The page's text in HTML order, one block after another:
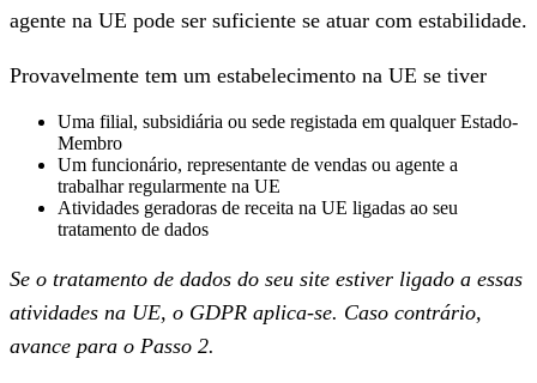
agente na UE pode ser suficiente se atuar com estabilidade.
Provavelmente tem um estabelecimento na UE se tiver
Uma filial, subsidiária ou sede registada em qualquer Estado-
Membro
Um funcionário, representante de vendas ou agente a
trabalhar regularmente na UE
Atividades geradoras de receita na UE ligadas ao seu
tratamento de dados
Se o tratamento de dados do seu site estiver ligado a essas
atividades na UE, o GDPR aplica-se. Caso contrário,
avance para o Passo 2.